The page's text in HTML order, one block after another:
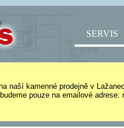
SERVIS
naší kamenné prodejně v
pouze na emailové